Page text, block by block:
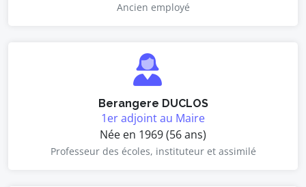
Ancien employé
Berangere DUCLOS
1er adjoint au Maire
Née en 1969 (56 ans)
Professeur des écoles, instituteur et assimilé